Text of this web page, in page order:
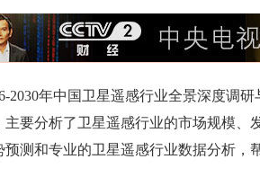
2030年中国卫星遥感行业全景深度调
主要分析了卫星遥感行业的市场规模、
预测和专业的卫星遥感行业数据分析，